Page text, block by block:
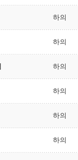
하의
하의
하의
하의
하의
하의